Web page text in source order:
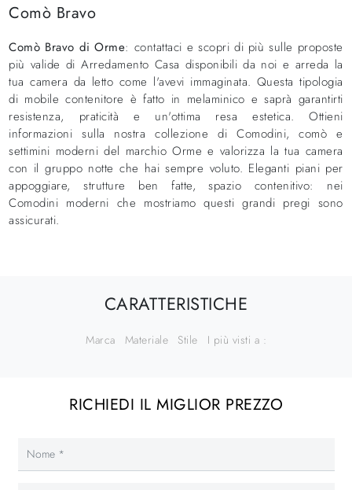
Comò Bravo
Comò Bravo di Orme: contattaci e scopri di più sulle proposte
più valide di Arredamento Casa disponibili da noi e arreda la
tua camera da letto come l'avevi immaginata. Questa tipologia
di mobile contenitore è fatto in melaminico e saprà garantirti
resistenza, praticità e un'ottima resa estetica. Ottieni
informazioni sulla nostra collezione di Comodini, comò e
settimini moderni del marchio Orme e valorizza la tua camera
con il gruppo notte che hai sempre voluto. Eleganti piani per
appoggiare, strutture ben fatte, spazio contenitivo: nei
Comodini moderni che mostriamo questi grandi pregi sono
assicurati.
CARATTERISTICHE
Marca Materiale Stile I più visti a :
RICHIEDI IL MIGLIOR PREZZO